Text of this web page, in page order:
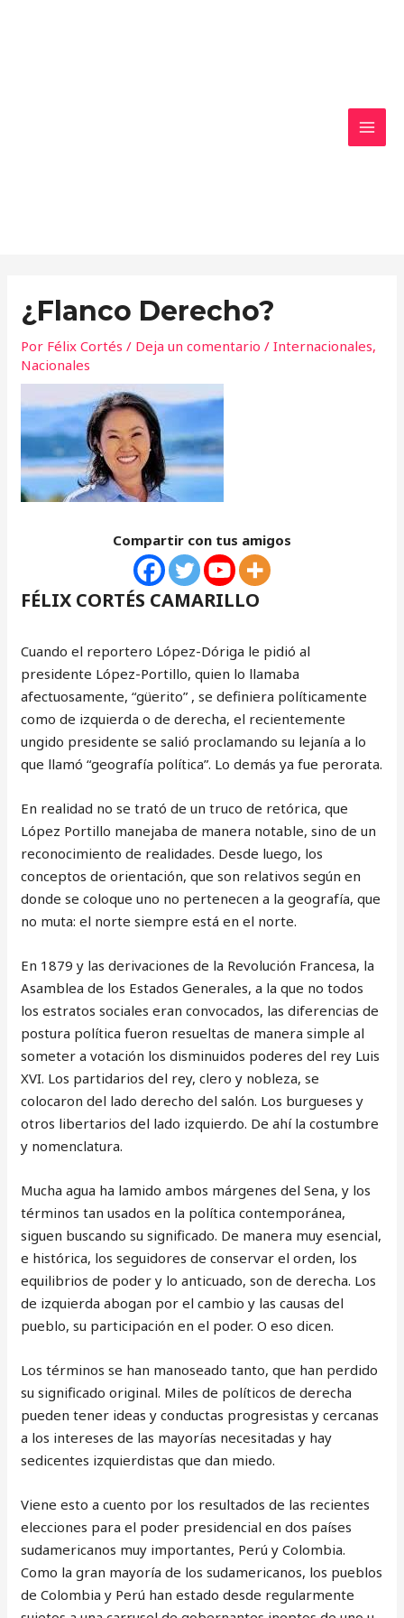
¿Flanco Derecho?
Por Félix Cortés/ Deja un comentario /Internacionales,
Nacionales
Compartir con tus amigos
FÉLIX CORTÉS CAMARILLO
Cuando el reportero López-Dóriga le pidió al
presidente López-Portillo, quien lo llamaba
afectuosamente, “güerito” , se definiera políticamente
como de izquierda o de derecha, el recientemente
ungido presidente se salió proclamando su lejanía a lo
que llamó “geografía política”. Lo demás ya fue perorata.
En realidad no se trató de un truco de retórica, que
López Portillo manejaba de manera notable, sino de un
reconocimiento de realidades. Desde luego, los
conceptos de orientación, que son relativos según en
donde se coloque uno no pertenecen a la geografía, que
no muta: el norte siempre está en el norte.
En 1879 y las derivaciones de la Revolución Francesa, la
Asamblea de los Estados Generales, a la que no todos
los estratos sociales eran convocados, las diferencias de
postura política fueron resueltas de manera simple al
someter a votación los disminuidos poderes del rey Luis
XVI. Los partidarios del rey, clero y nobleza, se
colocaron del lado derecho del salón. Los burgueses y
otros libertarios del lado izquierdo. De ahí la costumbre
y nomenclatura.
Mucha agua ha lamido ambos márgenes del Sena, y los
términos tan usados en la política contemporánea,
siguen buscando su significado. De manera muy esencial,
e histórica, los seguidores de conservar el orden, los
equilibrios de poder y lo anticuado, son de derecha. Los
de izquierda abogan por el cambio y las causas del
pueblo, su participación en el poder. O eso dicen.
Los términos se han manoseado tanto, que han perdido
su significado original. Miles de políticos de derecha
pueden tener ideas y conductas progresistas y cercanas
a los intereses de las mayorías necesitadas y hay
sedicentes izquierdistas que dan miedo.
Viene esto a cuento por los resultados de las recientes
elecciones para el poder presidencial en dos países
sudamericanos muy importantes, Perú y Colombia.
Como la gran mayoría de los sudamericanos, los pueblos
de Colombia y Perú han estado desde regularmente